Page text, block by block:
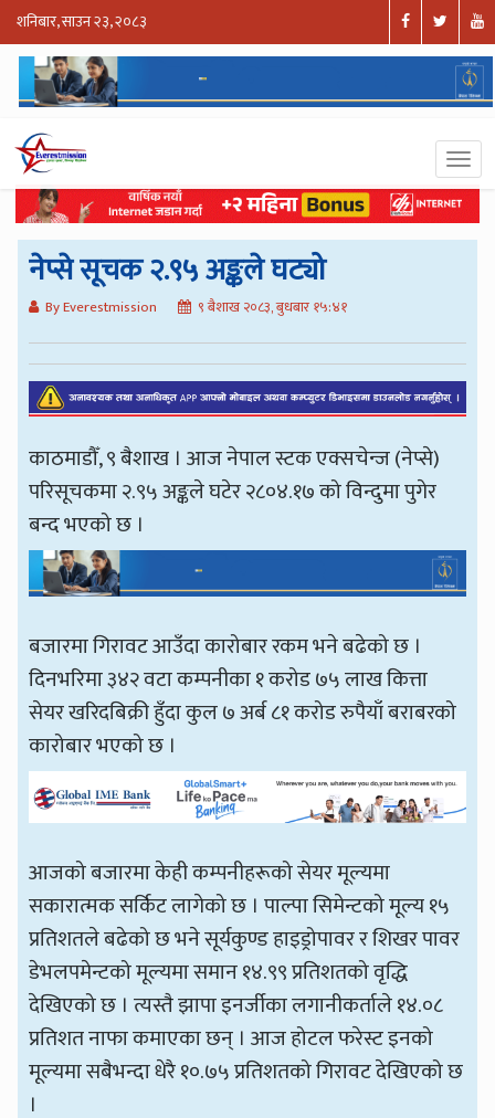
शनिबार, साउन २३, २०८३
नेप्से सूचक २.९५ अङ्कले घट्यो
By Everestmission ९ बैशाख २०८३, बुधबार १५:४१
काठमाडौँ, ९ बैशाख । आज नेपाल स्टक एक्सचेन्ज (नेप्से)
परिसूचकमा २.९५ अङ्कले घटेर २८०४.१७ को विन्दुमा पुगेर
बन्द भएको छ ।
बजारमा गिरावट आउँदा कारोबार रकम भने बढेको छ ।
दिनभरिमा ३४२ वटा कम्पनीका १ करोड ७५ लाख कित्ता
सेयर खरिदबिक्री हुँदा कुल ७ अर्ब ८१ करोड रुपैयाँ बराबरको
कारोबार भएको छ ।
आजको बजारमा केही कम्पनीहरूको सेयर मूल्यमा
सकारात्मक सर्किट लागेको छ । पाल्पा सिमेन्टको मूल्य १५
प्रतिशतले बढेको छ भने सूर्यकुण्ड हाइड्रोपावर र शिखर पावर
डेभलपमेन्टको मूल्यमा समान १४.९९ प्रतिशतको वृद्धि
देखिएको छ । त्यस्तै झापा इनर्जीका लगानीकर्ताले १४.०८
प्रतिशत नाफा कमाएका छन् । आज होटल फरेस्ट इनको
मूल्यमा सबैभन्दा धेरै १०.७५ प्रतिशतको गिरावट देखिएको छ
।